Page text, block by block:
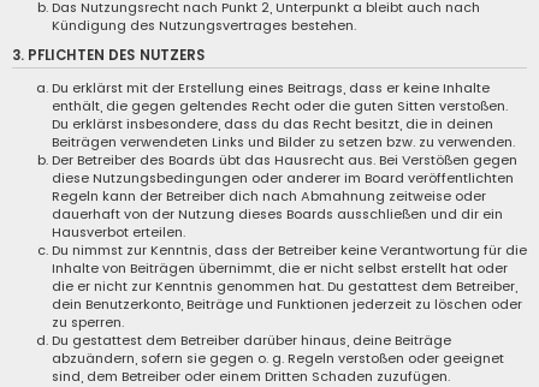
Das Nutzungsrecht nach Punkt 2, Unterpunkt a bleibt auch nach
Kündigung des Nutzungsvertrages bestehen.
3. PFLICHTEN DES NUTZERS
Du erklärst mit der Erstellung eines Beitrags, dass er keine Inhalte
enthält, die gegen geltendes Recht oder die guten Sitten verstoßen.
Du erklärst insbesondere, dass du das Recht besitzt, die in deinen
Beiträgen verwendeten Links und Bilder zu setzen bzw. zu verwenden.
Der Betreiber des Boards übt das Hausrecht aus. Bei Verstößen gegen
diese Nutzungsbedingungen oder anderer im Board veröffentlichten
Regeln kann der Betreiber dich nach Abmahnung zeitweise oder
dauerhaft von der Nutzung dieses Boards ausschließen und dir ein
Hausverbot erteilen.
Du nimmst zur Kenntnis, dass der Betreiber keine Verantwortung für die
Inhalte von Beiträgen übernimmt, die er nicht selbst erstellt hat oder
die er nicht zur Kenntnis genommen hat. Du gestattest dem Betreiber,
dein Benutzerkonto, Beiträge und Funktionen jederzeit zu löschen oder
zu sperren.
Du gestattest dem Betreiber darüber hinaus, deine Beiträge
abzuändern, sofern sie gegen o. g. Regeln verstoßen oder geeignet
sind, dem Betreiber oder einem Dritten Schaden zuzufügen.